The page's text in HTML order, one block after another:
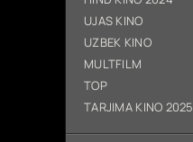
UJAS KINO
UZBEK KINO
MULTFILM
TOP
TARJIMA KINO 2025